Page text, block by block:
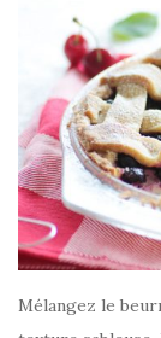
Mélangez le